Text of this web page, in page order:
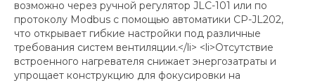
возможно через ручной регулятор JLC-101 или по
протоколу Modbus с помощью автоматики CP-JL202,
что открывает гибкие настройки под различные
требования систем вентиляции.</li> <li>Отсутствие
встроенного нагревателя снижает энергозатраты и
упрощает конструкцию для фокусировки на